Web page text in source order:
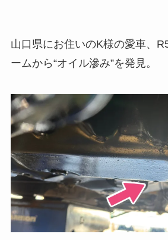
山口県にお住いのK様の愛車、
ームから“オイル滲み”を発見。